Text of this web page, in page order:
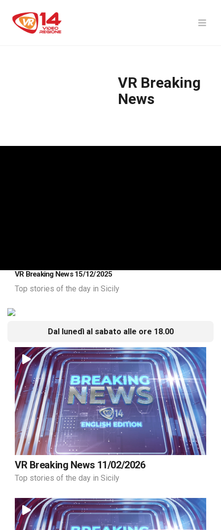
VR Breaking
News
VR Breaking News 15/12/2025
Top stories of the day in Sicily
Dal lunedì al sabato alle ore 18.00
VR Breaking News 11/02/2026
Top stories of the day in Sicily